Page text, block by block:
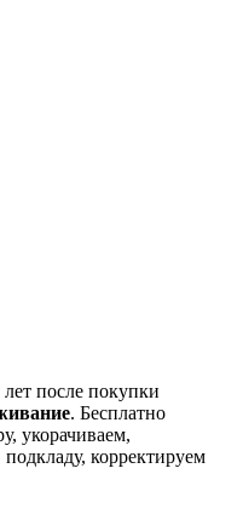
после покупки
. Бесплатно
укорачиваем,
корректируем